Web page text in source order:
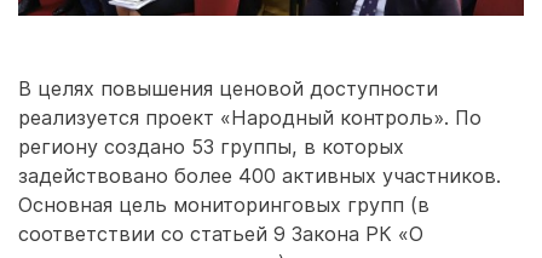
В целях повышения ценовой доступности
реализуется проект «Народный контроль». По
региону создано 53 группы, в которых
задействовано более 400 активных участников.
Основная цель мониторинговых групп (в
соответствии со статьей 9 Закона РК «О